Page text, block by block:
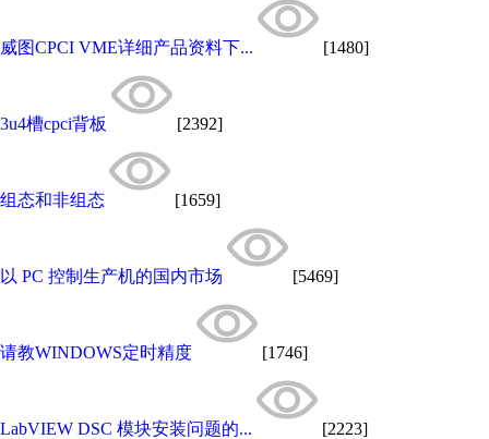
威图CPCI VME详细产品资料下... [1480]
3u4槽cpci背板 [2392]
组态和非组态 [1659]
以 PC 控制生产机的国内市场 [5469]
请教WINDOWS定时精度 [1746]
LabVIEW DSC 模块安装问题的... [2223]